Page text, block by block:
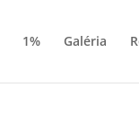
1% Galéria